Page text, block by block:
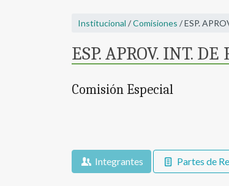
Institucional /Comisiones / ESP.
ESP. APROV. INT. DE
Comisión Especial
Integrantes Partes de